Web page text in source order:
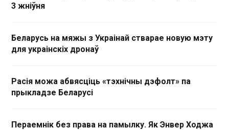
3 жніўня
Беларусь на мяжы з Украінай стварае новую мэту
для украінскіх дронаў
Расія можа абвясціць «тэхнічны дэфолт» па
прыкладзе Беларусі
Пераемнік без права на памылку. Як Энвер Ходжа